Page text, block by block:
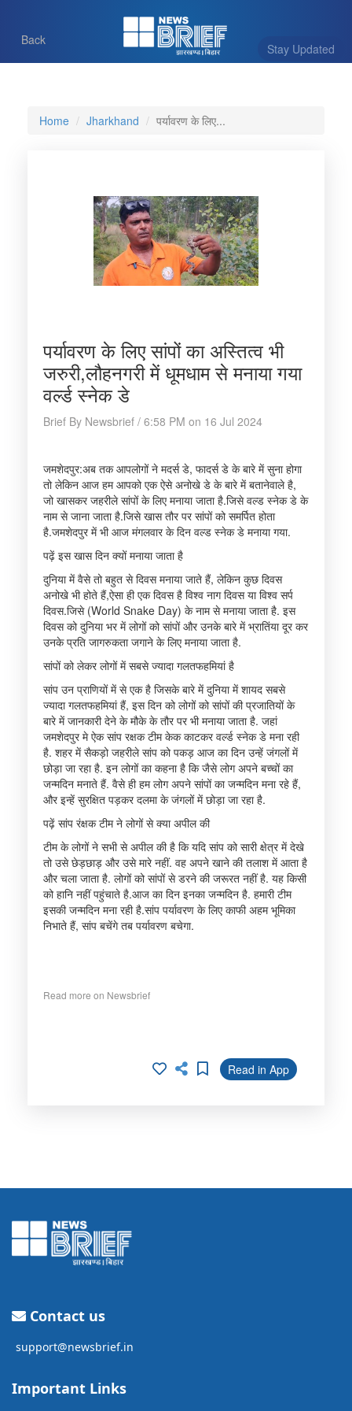
Stay Updated
Back
Home Jharkhand पर्यावरण के लिए...
पर्यावरण के लिए सांपों का अस्तित्व भी
जरुरी,लौहनगरी में धूमधाम से मनाया गया
वर्ल्ड स्नेक डे
Brief By Newsbrief / 6:58 PM on 16 Jul 2024
जमशेदपुर:अब तक आपलोगों ने मदर्स डे, फादर्स डे के बारे में सुना होगा
तो लेकिन आज हम आपको एक ऐसे अनोखे डे के बारे में बतानेवाले है,
जो खासकर जहरीले सांपों के लिए मनाया जाता है.जिसे वल्ड स्नेक डे के
नाम से जाना जाता है.जिसे खास तौर पर सांपों को समर्पित होता
है.जमशेदपुर में भी आज मंगलवार के दिन वल्ड स्नेक डे मनाया गया.
पढ़ें इस खास दिन क्यों मनाया जाता है
दुनिया में वैसे तो बहुत से दिवस मनाया जाते हैं, लेकिन कुछ दिवस
अनोखे भी होते हैं,ऐसा ही एक दिवस है विश्व नाग दिवस या विश्व सर्प
दिवस.जिसे (World Snake Day) के नाम से मनाया जाता है. इस
दिवस को दुनिया भर में लोगों को सांपों और उनके बारे में भ्रातिंया दूर कर
उनके प्रति जागरुकता जगाने के लिए मनाया जाता है.
सांपों को लेकर लोगों में सबसे ज्यादा गलतफहमियां है
सांप उन प्राणियों में से एक है जिसके बारे में दुनिया में शायद सबसे
ज्यादा गलतफहमियां हैं, इस दिन को लोगों को सांपों की प्रजातियों के
बारे में जानकारी देने के मौके के तौर पर भी मनाया जाता है. जहां
जमशेदपुर मे ऐक सांप रक्षक टीम केक काटकर वर्ल्ड स्नेक डे मना रही
है. शहर में सैकड़ो जहरीले सांप को पकड़ आज का दिन उन्हें जंगलों में
छोड़ा जा रहा है. इन लोगों का कहना है कि जैसे लोग अपने बच्चों का
जन्मदिन मनाते हैं. वैसे ही हम लोग अपने सांपों का जन्मदिन मना रहे हैं,
और इन्हें सुरक्षित पड़कर दलमा के जंगलों में छोड़ा जा रहा है.
पढ़ें सांप रंक्षक टीम ने लोगों से क्या अपील की
टीम के लोगों ने सभी से अपील की है कि यदि सांप को सारी क्षेत्र में देखे
तो उसे छेड़छाड़ और उसे मारे नहीं. वह अपने खाने की तलाश में आता है
और चला जाता है. लोगों को सांपों से डरने की जरूरत नहीं है. यह किसी
को हानि नहीं पहुंचाते है.आज का दिन इनका जन्मदिन है. हमारी टीम
इसकी जन्मदिन मना रही है.सांप पर्यावरण के लिए काफी अहम भूमिका
निभाते हैं, सांप बचेंगे तब पर्यावरण बचेगा.
Read more on Newsbrief
Read in App
Contact us
support@newsbrief.in
Important Links